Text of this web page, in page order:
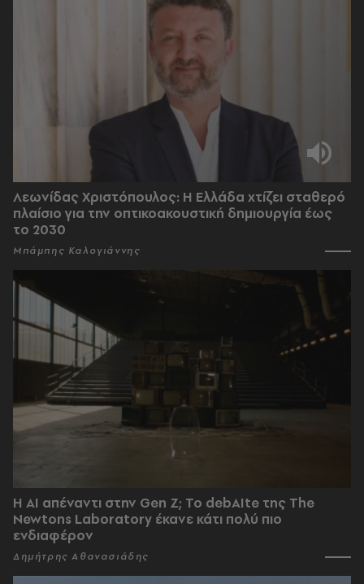
Λεωνίδας Χριστόπουλος: Η Ελλάδα χτίζει σταθερό
πλαίσιο για την οπτικοακουστική δημιουργία έως
το 2030
Μπάμπης Καλογιάννης
Η AI απέναντι στην Gen Z; Το debAIte της The
Newtons Laboratory έκανε κάτι πολύ πιο
ενδιαφέρον
Δημήτρης Αθανασιάδης